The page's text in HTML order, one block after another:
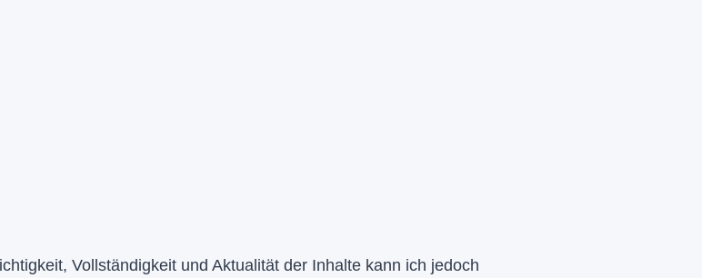
Vollständigkeit und Aktualität der Inhalte kann ich jedoch